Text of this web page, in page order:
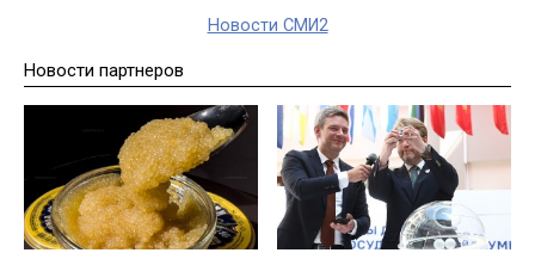
Новости СМИ2
Новости партнеров